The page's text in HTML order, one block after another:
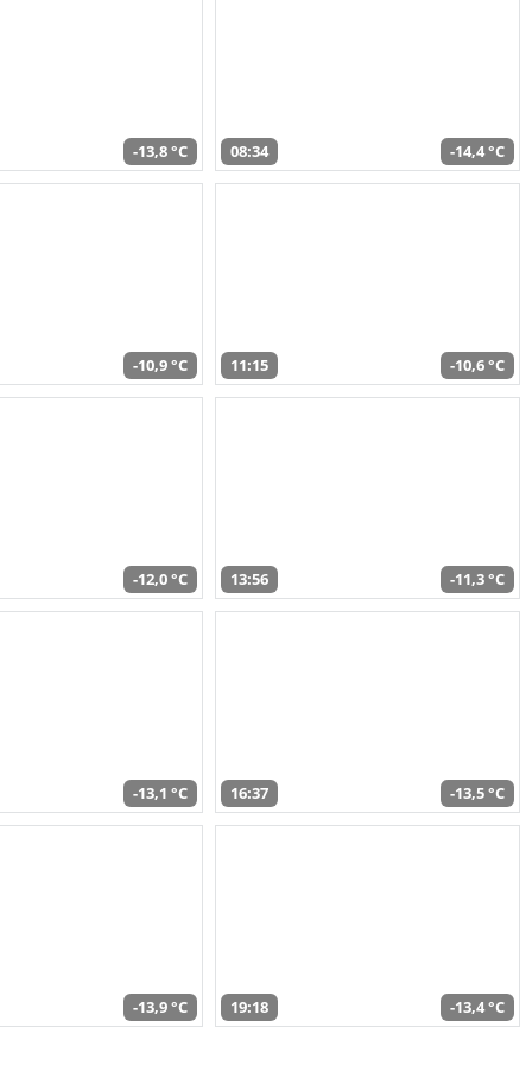
-13,8 °C 08:34 -14,4 °C
-10,9 °C 11:15 -10,6 °C
-12,0 °C 13:56 -11,3 °C
-13,1 °C 16:37 -13,5 °C
-13,9 °C 19:18 -13,4 °C